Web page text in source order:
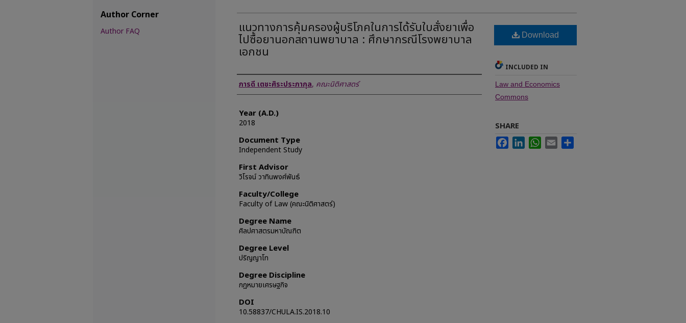
แนวทางการคุ้มครองผู้บริโภคในการได้รับใบสั่งยาเพื่อ
ไปซื้อยานอกสถานพยาบาล : ศึกษากรณีโรงพยาบาล
เอกชน
Author
ภารดี เตชะศิระประภากุล, คณะนิติศาสตร์
Year (A.D.)
2018
Document Type
Independent Study
First Advisor
วิโรจน์ วาทินพงศ์พันธ์
Faculty/College
Faculty of Law (คณะนิติศาสตร์)
Degree Name
ศิลปศาสตรมหาบัณฑิต
Degree Level
ปริญญาโท
Degree Discipline
กฎหมายเศรษฐกิจ
DOI
10.58837/CHULA.IS.2018.10
Download
INCLUDED IN
Law and Economics
Commons
SHARE
FacebookLinkedInWhatsApp
Email
Author Corner
Author FAQ